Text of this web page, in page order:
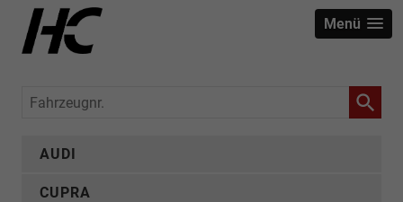
Menü
Fahrzeugnr.
AUDI
CUPRA